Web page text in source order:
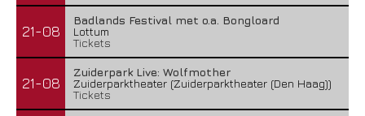
21-08
Badlands Festival met o.a. Bongloard
Lottum
Tickets
21-08
Zuiderpark Live: Wolfmother
Zuiderparktheater (Zuiderparktheater (Den Haag))
Tickets